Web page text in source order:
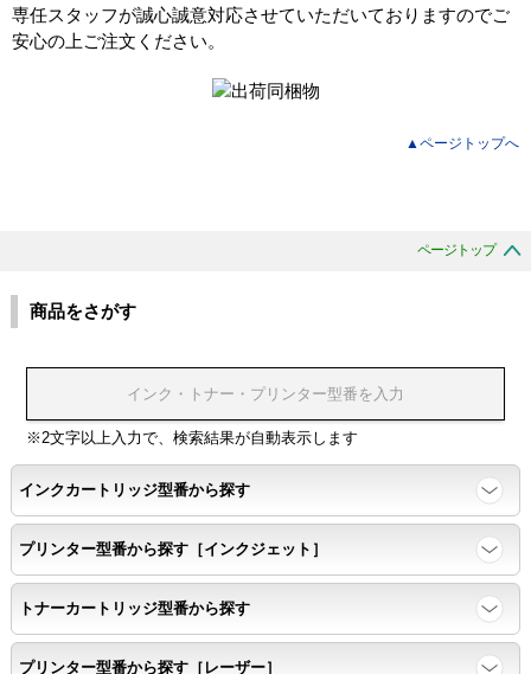
専任スタッフが誠心誠意対応させていただいておりますのでご
安心の上ご注文ください。
▲ページトップへ
ページトップ
商品をさがす
※2文字以上入力で、検索結果が自動表示します
インクカートリッジ型番から探す
プリンター型番から探す［インクジェット］
トナーカートリッジ型番から探す
プリンター型番から探す［レーザー］